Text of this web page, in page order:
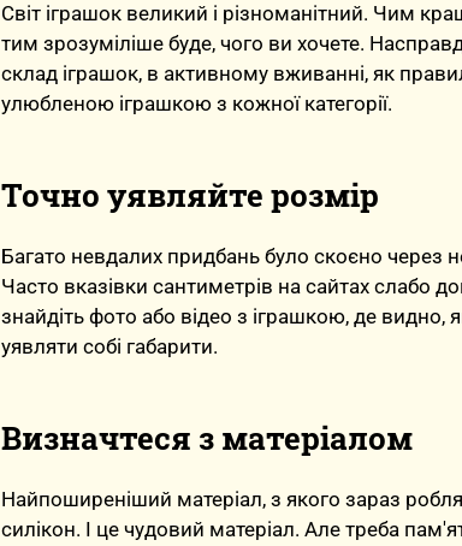
Світ іграшок великий і різноманітний. Чим
тим зрозуміліше буде, чого ви хочете.
склад іграшок, в активному вживанні, як
улюбленою іграшкою з кожної категорії.
Точно уявляйте розмір
Багато невдалих придбань було скоєно через
Часто вказівки сантиметрів на сайтах слабо
знайдіть фото або відео з іграшкою, де видно,
уявляти собі габарити.
Визначтеся з матеріалом
Найпоширеніший матеріал, з якого зараз
силікон. І це чудовий матеріал. Але треба